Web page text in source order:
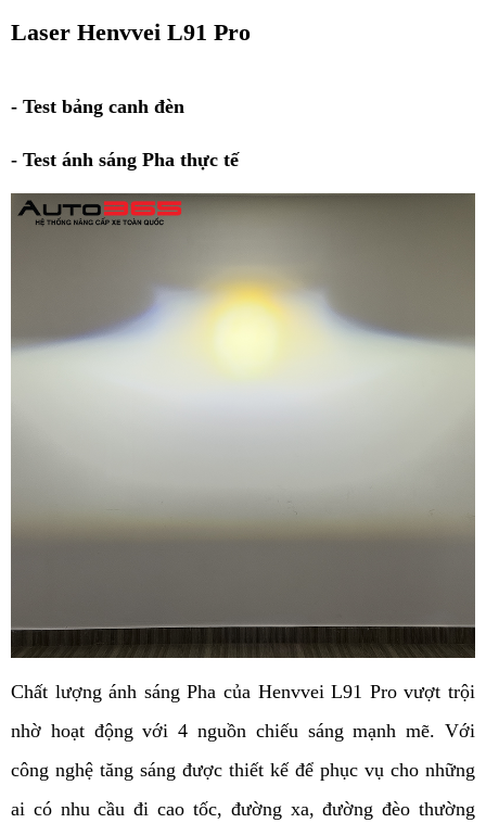
Laser Henvvei L91 Pro
- Test bảng canh đèn
- Test ánh sáng Pha thực tế
Chất lượng ánh sáng Pha của Henvvei L91 Pro vượt trội
nhờ hoạt động với 4 nguồn chiếu sáng mạnh mẽ. Với
công nghệ tăng sáng được thiết kế để phục vụ cho những
ai có nhu cầu đi cao tốc, đường xa, đường đèo thường